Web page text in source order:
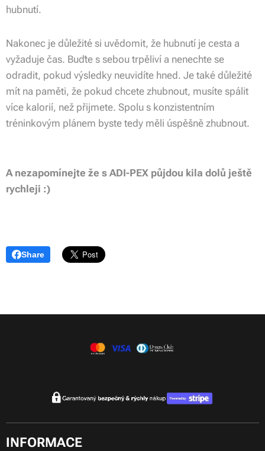
hubnutí.
Nakonec je důležité si uvědomit, že hubnutí je cesta a
vyžaduje čas. Buďte s sebou trpěliví a nenechte se
odradit, pokud výsledky neuvidíte hned. Je také důležité
mít na paměti, že pokud chcete zhubnout, musíte spálit
více kalorií, než přijmete. Spolu s konzistentním
tréninkovým plánem byste tedy měli úspěšně zhubnout.
A nezapomínejte že s ADI-PEX půjdou kila dolů ještě
rychleji :)
Share
INFORMACE